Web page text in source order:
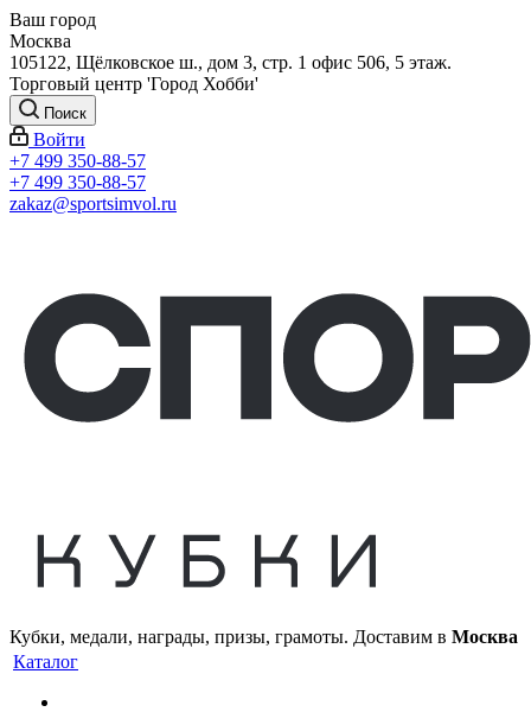
Ваш город
Москва
105122, Щёлковское ш., дом 3, стр. 1 офис 506, 5 этаж.
Торговый центр 'Город Хобби'
Поиск
Войти
+7 499 350-88-57
+7 499 350-88-57
zakaz@sportsimvol.ru
Кубки, медали, награды, призы, грамоты. Доставим в Москва
Каталог